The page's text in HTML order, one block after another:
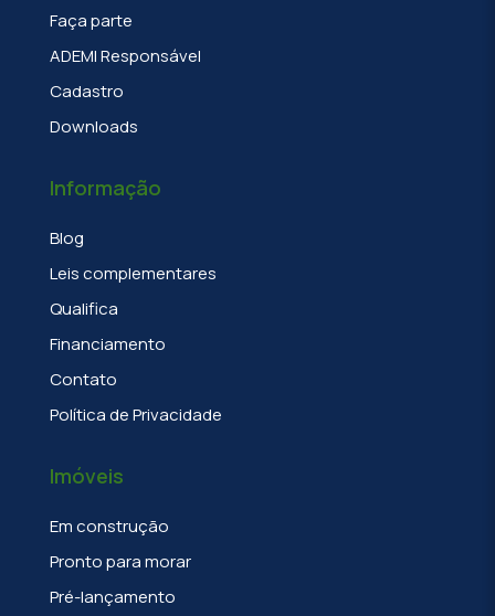
Faça parte
ADEMI Responsável
Cadastro
Downloads
Informação
Blog
Leis complementares
Qualifica
Financiamento
Contato
Política de Privacidade
Imóveis
Em construção
Pronto para morar
Pré-lançamento